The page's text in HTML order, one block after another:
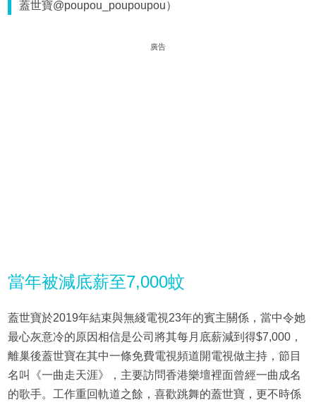
蓋世寶@poupou_poupoupou）
廣告
當年被減底薪至7,000蚊
蓋世寶於2019年結束與無綫電視23年的賓主關係，當中令她
最心灰意冷的原因相信是公司將其每月底薪減到得$7,000，
離巢後蓋世寶在其中一條免費電視頻道開電視做主持，節目
名叫《一曲走天涯》，主要訪問香港樂壇裡面曾經一曲成名
的歌手。工作重回軌道之餘，喜歡跳舞的蓋世寶，更不時係